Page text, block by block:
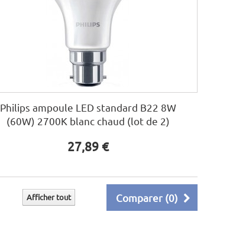
Philips ampoule LED standard B22 8W
(60W) 2700K blanc chaud (lot de 2)
27,89 €
Comparer (0)
Afficher tout